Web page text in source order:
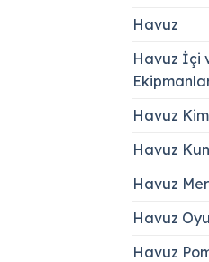
Havuz
Havuz İçi
Havuz
Havuz
Havuz
Havuz
Havuz